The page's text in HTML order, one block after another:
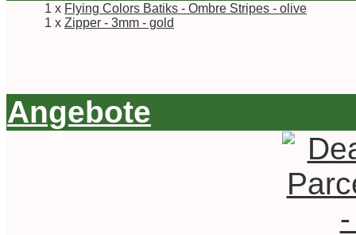
1 x Flying Colors Batiks - Ombre Stripes - olive
1 x Zipper - 3mm - gold
Angebote